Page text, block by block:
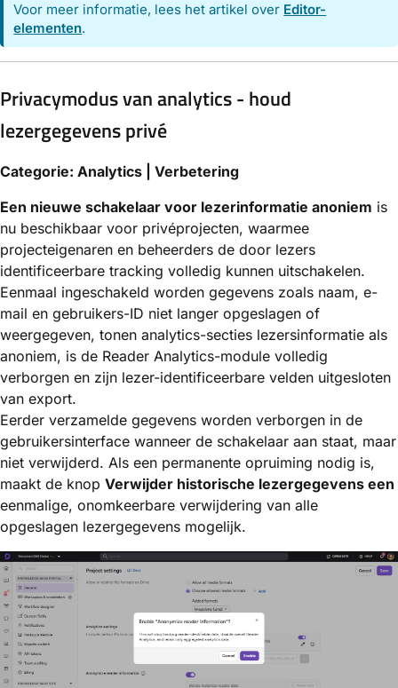
Voor meer informatie, lees het artikel over Editor-
elementen.
Privacymodus van analytics - houd
lezergegevens privé
Categorie: Analytics | Verbetering
Een nieuwe schakelaar voor lezerinformatie anoniem is
nu beschikbaar voor privéprojecten, waarmee
projecteigenaren en beheerders de door lezers
identificeerbare tracking volledig kunnen uitschakelen.
Eenmaal ingeschakeld worden gegevens zoals naam, e-
mail en gebruikers-ID niet langer opgeslagen of
weergegeven, tonen analytics-secties lezersinformatie als
anoniem, is de Reader Analytics-module volledig
verborgen en zijn lezer-identificeerbare velden uitgesloten
van export.
Eerder verzamelde gegevens worden verborgen in de
gebruikersinterface wanneer de schakelaar aan staat, maar
niet verwijderd. Als een permanente opruiming nodig is,
maakt de knop Verwijder historische lezergegevens een
eenmalige, onomkeerbare verwijdering van alle
opgeslagen lezergegevens mogelijk.